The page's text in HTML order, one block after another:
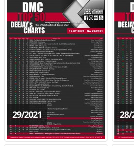
29/2021 28/